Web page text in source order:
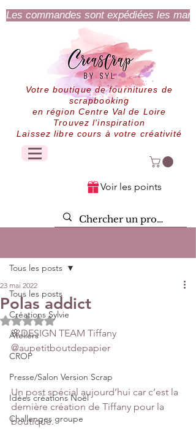
Les commandes sont expédiées les
Votre boutique de fournitures de
scrapbooking
en région Centre Val de Loire
Trouvez l'inspiration
Laissez libre cours à votre créativité
Voir les points
Tous les posts
Créations Sylvie
Ateliers
CROP
Presse/Salon Version Scrap
Idées créations Noël
Challenges groupe
Tous les posts
Polas addict
23 mai 2022
Noté NaN étoiles sur 5.
🌸DESIGN TEAM Tiffany
@aupetitboutdepapier
Un post spécial aujourd’hui car c’est la
dernière création de Tiffany pour la
boutique.